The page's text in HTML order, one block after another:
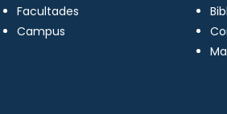
Facultades
Campus